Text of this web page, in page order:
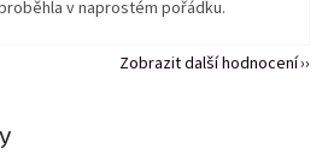
v naprostém pořádku.
Zobrazit další hodnocení